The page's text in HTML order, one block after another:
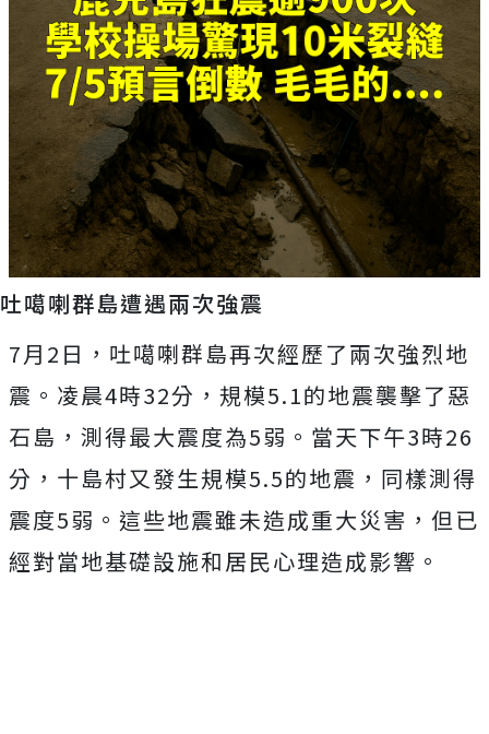
吐噶喇群島遭遇兩次強震
7月2日，吐噶喇群島再次經歷了兩次強烈地
震。凌晨4時32分，規模5.1的地震襲擊了惡
石島，測得最大震度為5弱。當天下午3時26
分，十島村又發生規模5.5的地震，同樣測得
震度5弱。這些地震雖未造成重大災害，但已
經對當地基礎設施和居民心理造成影響。